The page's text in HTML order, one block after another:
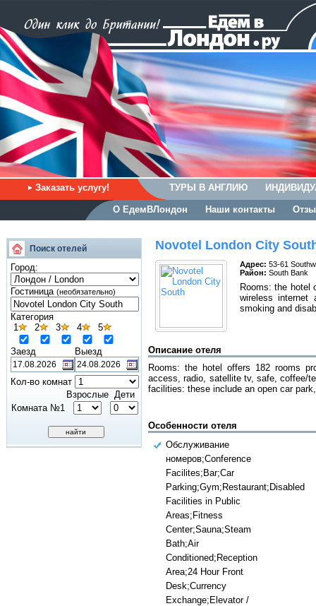
Заказать услугу! ТУРЫ В АНГЛИЮ
О ЕдемВЛондон Наши контакты
Поиск отелей
Город:
Гостиница (необязательно)
Категория
1
2 3 4 5
Заезд Выезд
Кол-во комнат
Взрослые Дети
Комната №1
Novotel London City
Адрес: 53-61
Район: South Bank
Rooms: the hotel
wireless internet
smoking and
Описание отеля
Rooms: the hotel offers 182 rooms
access, radio, satellite tv, safe, coffee/
facilities: these include an open car
Особенности отеля
Обслуживание
номеров;Conference
Facilites;Bar;Car
Parking;Gym;Restaurant;Disabled
Facilities in Public
Areas;Fitness
Center;Sauna;Steam
Bath;Air
Conditioned;Reception
Area;24 Hour Front
Desk;Currency
Exchange;Elevator /